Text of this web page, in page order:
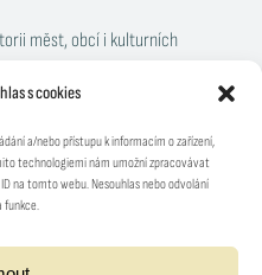
s cookies
a/nebo přístupu k informacím o zařízení,
technologiemi nám umožní zpracovávat
na tomto webu. Nesouhlas nebo odvolání
funkce.
měst, obcí i kulturních
i portrétní fotografií. Každý
se sociální nebo